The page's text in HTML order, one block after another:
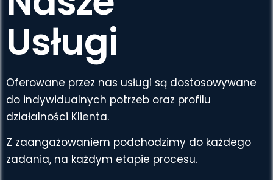
Usługi
Oferowane przez nas usługi są dostosowywane
do indywidualnych potrzeb oraz profilu
działalności Klienta.
Z zaangażowaniem podchodzimy do każdego
zadania, na każdym etapie procesu.